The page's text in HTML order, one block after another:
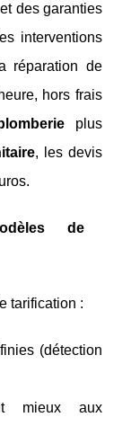
et des garanties
interventions
réparation de
hors frais
plus
, les devis
de
tarification :
(détection
mieux aux